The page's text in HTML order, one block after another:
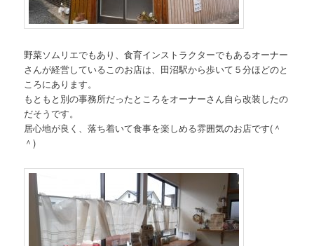
野菜ソムリエでもあり、食育インストラクターでもあるオーナー
さんが経営しているこのお店は、田沼駅から歩いて５分ほどのと
ころにあります。
もともと別の事務所だったところをオーナーさん自ら改装したの
だそうです。
居心地が良く、落ち着いて食事を楽しめる雰囲気のお店です(＾
＾)